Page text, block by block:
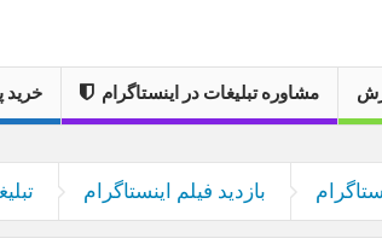
خرید مشاوره تبلیغات در اینستاگرام
بازدید فیلم اینستاگرام